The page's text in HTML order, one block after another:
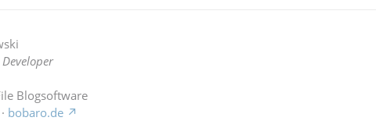
Blogsoftware
bobaro.de